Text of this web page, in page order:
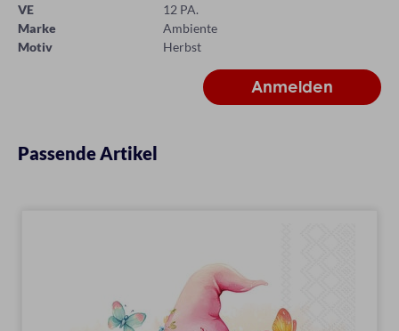
VE
12 PA.
Marke
Ambiente
Motiv
Herbst
Passende Artikel